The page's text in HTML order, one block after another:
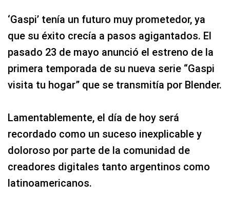
‘Gaspi’ tenía un futuro muy prometedor, ya
que su éxito crecía a pasos agigantados. El
pasado 23 de mayo anunció el estreno de la
primera temporada de su nueva serie “Gaspi
visita tu hogar” que se transmitía por Blender.
Lamentablemente, el día de hoy será
recordado como un suceso inexplicable y
doloroso por parte de la comunidad de
creadores digitales tanto argentinos como
latinoamericanos.